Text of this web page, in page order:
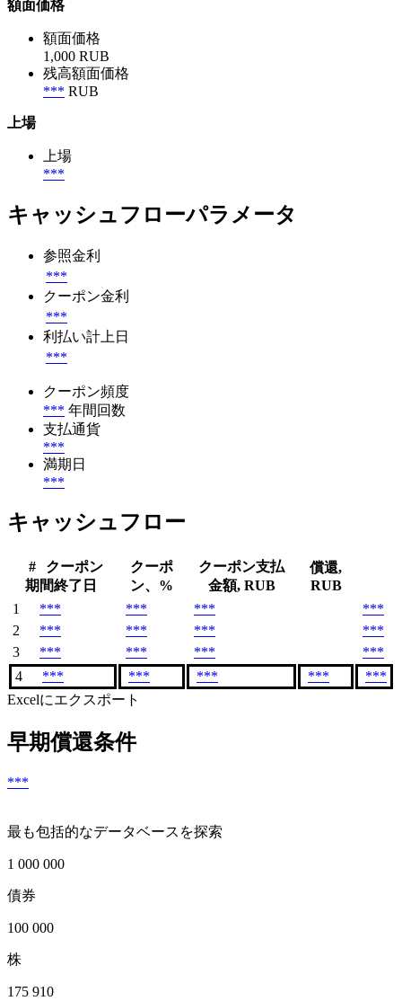
額面価格
額面価格
1,000 RUB
残高額面価格
*** RUB
上場
上場
***
キャッシュフローパラメータ
参照金利
***
クーポン金利
***
利払い計上日
***
クーポン頻度
*** 年間回数
支払通貨
***
満期日
***
キャッシュフロー
#
クーポン
期間終了日
クーポ
ン、%
クーポン支払
金額, RUB
償還,
RUB
1
*** *** ***
***
2
*** *** ***
***
3
*** *** ***
***
4
*** *** *** ***
***
Excelにエクスポート
早期償還条件
***
最も包括的なデータベースを探索
1 000 000
債券
100 000
株
175 910